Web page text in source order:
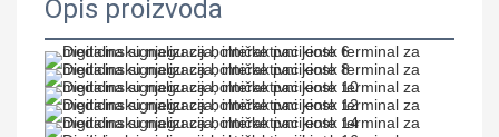
Opis proizvoda